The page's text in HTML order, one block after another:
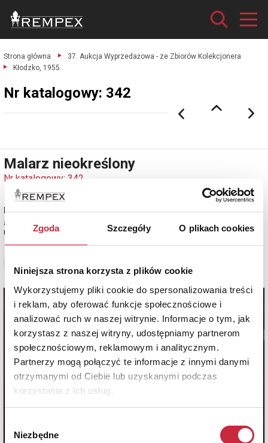
Zgoda Szczegóły O plikach cookies
Niniejsza strona korzysta z plików cookie
Wykorzystujemy pliki cookie do spersonalizowania treści
i reklam, aby oferować funkcje społecznościowe i
analizować ruch w naszej witrynie. Informacje o tym, jak
korzystasz z naszej witryny, udostępniamy partnerom
społecznościowym, reklamowym i analitycznym.
Partnerzy mogą połączyć te informacje z innymi danymi
otrzymanymi od Ciebie lub uzyskanymi podczas
korzystania z ich usług.
zgody
Niezbędne
Strona główna
37. Aukcja Wyprzedażowa - ze Zbiorów Kolekcjonera
Kłodzko, 1955.
Nr katalogowy: 342
Malarz nieokreślony
Nr katalogowy: 342
Kłodzko, 1955
akwarela, ołówek, papier; 37,5 x 54,7 cm (w świetle oprawy);
miejsc., dat. i sygn. ołówkiem p. d.: "Kłodzko 1955" dalej nieczytelne.